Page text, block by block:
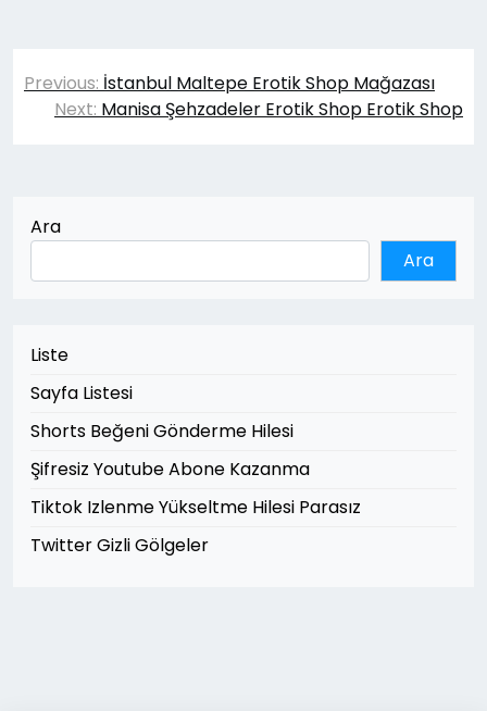
Yazı
gezinmesi
Previous: İstanbul Maltepe Erotik Shop Mağazası
Next: Manisa Şehzadeler Erotik Shop Erotik Shop
Ara
Ara
Liste
Sayfa Listesi
Shorts Beğeni Gönderme Hilesi
Şifresiz Youtube Abone Kazanma
Tiktok Izlenme Yükseltme Hilesi Parasız
Twitter Gizli Gölgeler